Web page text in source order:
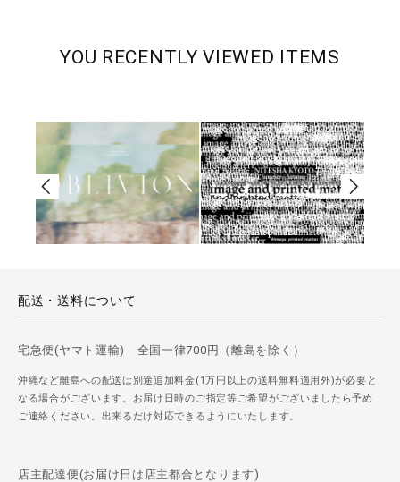
YOU RECENTLY VIEWED ITEMS
配送・送料について
宅急便(ヤマト運輸) 全国一律700円（離島を除く）
沖縄など離島への配送は別途追加料金(1万円以上の送料無料適用外)が必要と
なる場合がございます。お届け日時のご指定等ご希望がございましたら予め
ご連絡ください。出来るだけ対応できるようにいたします。
店主配達便(お届け日は店主都合となります)